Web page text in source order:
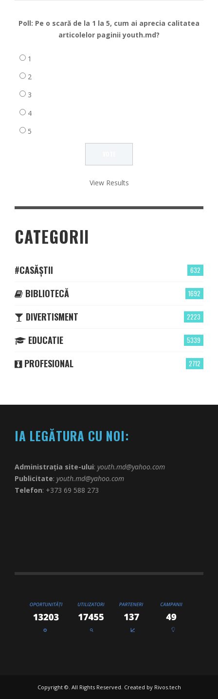
Poll: Pe o scară de la 1 la 5, cum ai aprecia calitatea
articolelor paginii youth.md?
1
2
3
4
5
View Results
CATEGORII
632
#CASĂȘTII
1692
BIBLIOTECĂ
2223
DIVERTISMENT
5339
EDUCATIE
2712
PROFESIONAL
IA LEGĂTURA CU NOI:
Administrația site-ului: youth.md@yahoo.com
Publicitate: youth.md@yahoo.com
Telefon: +373 69 588 273
Copyright ©. All Rights Reserved. Created by Rivos.tech